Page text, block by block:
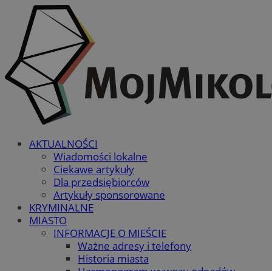
AKTUALNOŚCI
Wiadomości lokalne
Ciekawe artykuły
Dla przedsiębiorców
Artykuły sponsorowane
KRYMINALNE
MIASTO
INFORMACJE O MIEŚCIE
Ważne adresy i telefony
Historia miasta